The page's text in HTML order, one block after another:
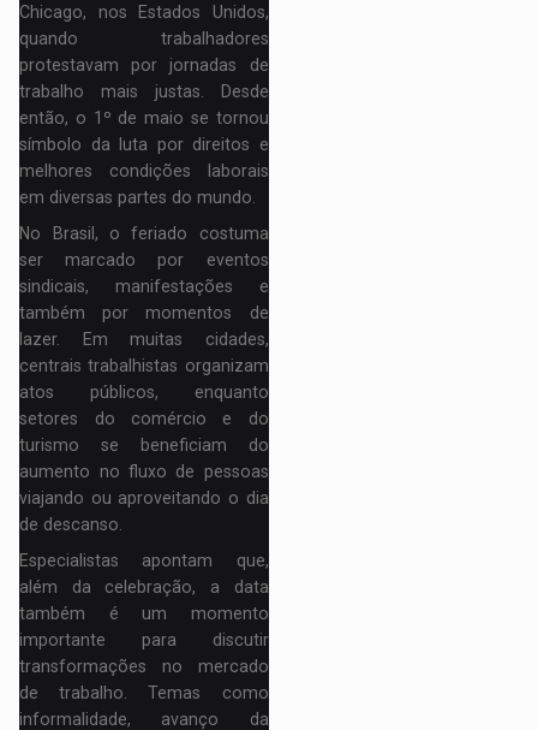
Chicago, nos Estados Unidos,
quando trabalhadores
protestavam por jornadas de
trabalho mais justas. Desde
então, o 1º de maio se tornou
símbolo da luta por direitos e
melhores condições laborais
em diversas partes do mundo.
No
Brasil , o feriado costuma
ser marcado por eventos
sindicais, manifestações e
também por momentos de
lazer. Em muitas cidades,
centrais trabalhistas organizam
atos públicos, enquanto
setores do comércio e do
turismo se beneficiam do
aumento no fluxo de pessoas
viajando ou aproveitando o dia
de descanso.
Especialistas apontam que,
além da celebração, a data
também é um momento
importante para discutir
transformações no mercado
de trabalho. Temas como
informalidade, avanço da